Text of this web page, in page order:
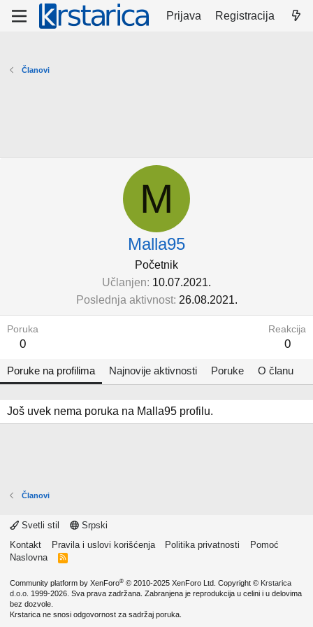
Prijava Registracija
Članovi
M
Malla95
Početnik
Učlanjen 10.07.2021.
Poslednja aktivnost 26.08.2021.
Poruka
0
Reakcija
0
Poruke na profilima Najnovije aktivnosti Poruke O članu
Još uvek nema poruka na Malla95 profilu.
Članovi
Svetli stil
Srpski
Kontakt
Pravila i uslovi korišćenja Politika privatnosti
Pomoć
Naslovna
R
Community platform by XenForo® © 2010-2025 XenForo Ltd. Copyright © Krstarica
d.o.o. 1999-2026. Sva prava zadržana. Zabranjena je reprodukcija u celini i u delovima
bez dozvole.
Krstarica ne snosi odgovornost za sadržaj poruka.